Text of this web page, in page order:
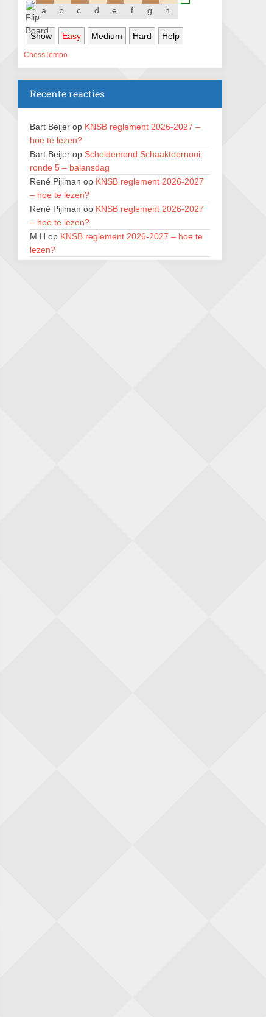
29 augustus 2026 · Amersfoort
Kroeg & Loper Leiden
30 augustus 2026 · Leiden
Open Jeugdkampioenschap Gouda 2026
5 september 2026 · Gouda
SIOK Rapid Schaaktoernooi
5 september 2026 · Oosterhout
Jan Schut Rapidtoernooi
5 september 2026 · Groningen
Kroeglopertoernooi Putten
5 september 2026 · Putten
a
b c d e f g h
Show Easy Medium Hard Help
ChessTempo
Recente reacties
Bart Beijer op KNSB reglement 2026-2027 –
hoe te lezen?
Bart Beijer op Scheldemond Schaaktoernooi:
ronde 5 – balansdag
René Pijlman op KNSB reglement 2026-2027
– hoe te lezen?
René Pijlman op KNSB reglement 2026-2027
– hoe te lezen?
M H op KNSB reglement 2026-2027 – hoe te
lezen?